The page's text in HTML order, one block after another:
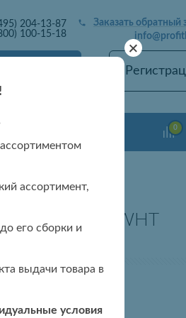
204-13-87
100-15-18
Заказать обратный
0
5895/4 WHT
узнать цену
+
ассортимент,
его сборки и
выдачи товара в
условия